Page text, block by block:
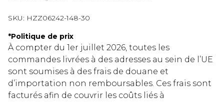
SKU: HZZ06242-148-30
*Politique de prix
À compter du 1er juillet 2026, toutes les
commandes livrées à des adresses au sein de l’UE
sont soumises à des frais de douane et
d’importation non remboursables. Ces frais sont
facturés afin de couvrir les coûts liés à